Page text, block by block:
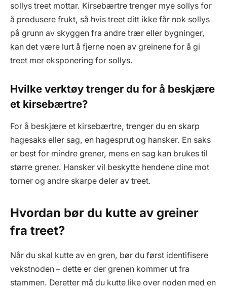
sollys treet mottar. Kirsebærtre trenger mye sollys for
å produsere frukt, så hvis treet ditt ikke får nok sollys
på grunn av skyggen fra andre trær eller bygninger,
kan det være lurt å fjerne noen av greinene for å gi
treet mer eksponering for sollys.
Hvilke verktøy trenger du for å beskjære
et kirsebærtre?
For å beskjære et kirsebærtre, trenger du en skarp
hagesaks eller sag, en hagesprut og hansker. En saks
er best for mindre grener, mens en sag kan brukes til
større grener. Hansker vil beskytte hendene dine mot
torner og andre skarpe deler av treet.
Hvordan bør du kutte av greiner
fra treet?
Når du skal kutte av en gren, bør du først identifisere
vekstnoden – dette er der grenen kommer ut fra
stammen. Deretter må du kutte like over noden med en